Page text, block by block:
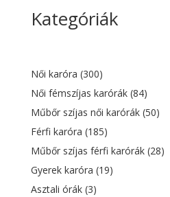
was:
Kategóriák
Női karóra (300)
Női fémszíjas karórák (84)
Műbőr szíjas női karórák (50)
Férfi karóra (185)
Műbőr szíjas férfi karórák (28)
Gyerek karóra (19)
Asztali órák (3)